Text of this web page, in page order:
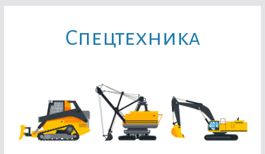
содержимомуCпецтехника